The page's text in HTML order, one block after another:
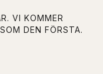
VI KOMMER
DEN FÖRSTA.